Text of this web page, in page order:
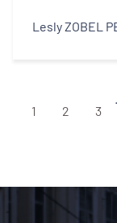
Lesly ZOBEL
1 2 3